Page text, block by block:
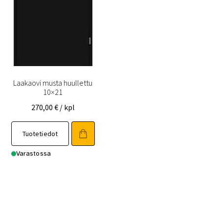
Laakaovi musta huullettu
10×21
270,00 € / kpl
Tuotetiedot
Varastossa